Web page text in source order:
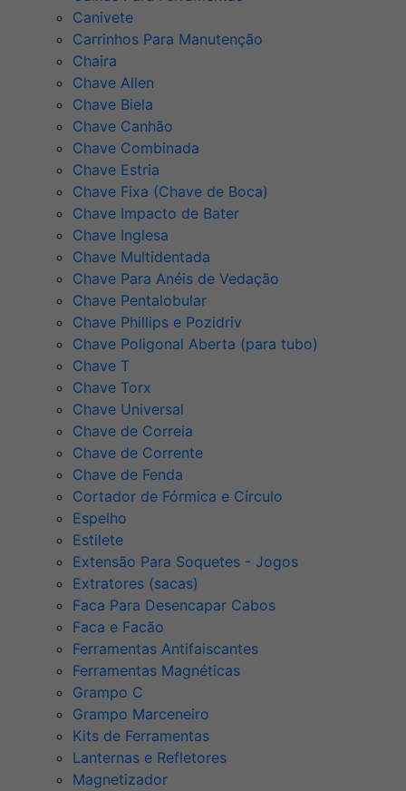
Canivete
Carrinhos Para Manutenção
Chaira
Chave Allen
Chave Biela
Chave Canhão
Chave Combinada
Chave Estria
Chave Fixa (Chave de Boca)
Chave Impacto de Bater
Chave Inglesa
Chave Multidentada
Chave Para Anéis de Vedação
Chave Pentalobular
Chave Phillips e Pozidriv
Chave Poligonal Aberta (para tubo)
Chave T
Chave Torx
Chave Universal
Chave de Correia
Chave de Corrente
Chave de Fenda
Cortador de Fórmica e Círculo
Espelho
Estilete
Extensão Para Soquetes - Jogos
Extratores (sacas)
Faca Para Desencapar Cabos
Faca e Facão
Ferramentas Antifaiscantes
Ferramentas Magnéticas
Grampo C
Grampo Marceneiro
Kits de Ferramentas
Lanternas e Refletores
Magnetizador